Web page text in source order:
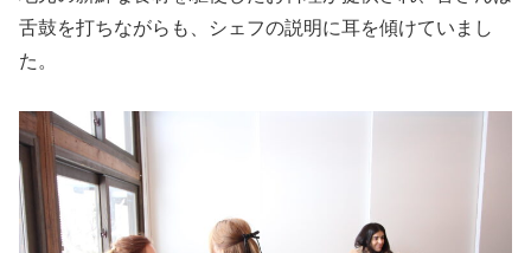
舌鼓を打ちながらも、シェフの説明に耳を傾けていまし
た。